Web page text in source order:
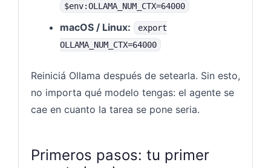
$env:OLLAMA_NUM_CTX=64000
macOS / Linux:
export
OLLAMA_NUM_CTX=64000
Reiniciá Ollama después de setearla. Sin esto,
no importa qué modelo tengas: el agente se
cae en cuanto la tarea se pone seria.
Primeros pasos: tu primer